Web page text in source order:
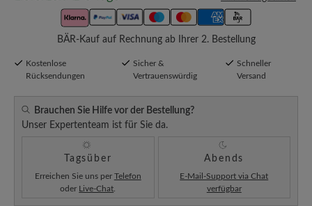
BÄR-Kauf auf Rechnung ab Ihrer 2. Bestellung
Kostenlose
Rücksendungen
Sicher &
Vertrauenswürdig
Schneller
Versand
Brauchen Sie Hilfe vor der Bestellung?
Unser Expertenteam ist für Sie da.
Tagsüber
Erreichen Sie uns per Telefon
oder Live-Chat
Abends
E-Mail-Support via Chat
verfügbar